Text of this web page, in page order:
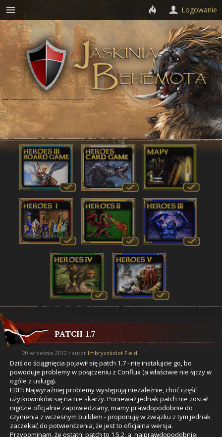
PATCH 1.7
20 września 2012 / autor Imbryczkolot Field
Dziś do ściągnięcia pojawił się patch 1.7 - nie instalujcie go, bo
powoduje problemy w połączeniu z Conflux (a właściwie nie łączy w
ogóle z usługą).
EDIT: Najwyraźniej problemy występują niezależnie, choć część
użytkowników się na nie skarży. Ponieważ jednak patch nie został
nigdzie oficjalnie zapowiedziany, mamy prawdopodobnie do
czynienia z wczesnym buildem - proponuję w związku z tym jednak
zaczekać do potwierdzenia, że jest to oficjalna wersja.
Przypominam, że ostatni patch to 1.5.2, a, najprawdopodobniej
Logowanie